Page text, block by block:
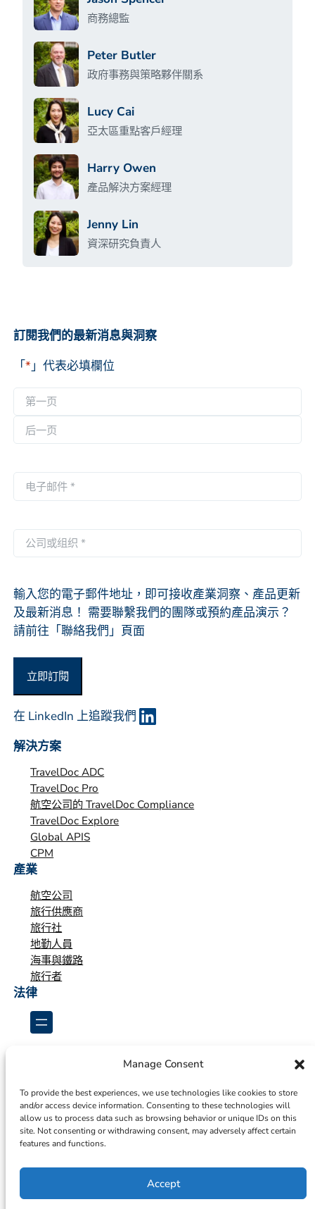
Manage Consent
To provide the best experiences, we use technologies like cookies to store
and/or access device information. Consenting to these technologies will
allow us to process data such as browsing behavior or unique IDs on this
site. Not consenting or withdrawing consent, may adversely affect certain
features and functions.
Accept
商務總監
Peter Butler
政府事務與策略夥伴關系
Lucy Cai
亞太區重點客戶經理
Harry Owen
產品解決方案經理
Jenny Lin
資深研究負責人
訂閱我們的最新消息與洞察
「*」代表必填欄位
称
一
一
子
件
*
司
组
织
*
輸入您的電子郵件地址，即可接收產業洞察、產品更新
及最新消息！ 需要聯繫我們的團隊或預約產品演示？
請前往「聯絡我們」頁面
立即訂閱
在 LinkedIn 上追蹤我們
解決方案
TravelDoc ADC
TravelDoc Pro
航空公司的 TravelDoc Compliance
TravelDoc Explore
Global APIS
CPM
產業
航空公司
旅行供應商
旅行社
地勤人員
海事與鐵路
旅行者
法律